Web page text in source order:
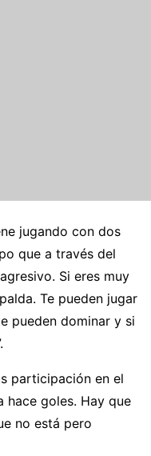
jugando con dos
que a través del
Si eres muy
Te pueden jugar
pueden dominar y si
participación en el
hace goles. Hay que
no está pero